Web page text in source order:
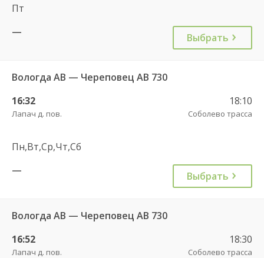
Пт
—
Выбрать
Вологда АВ — Череповец АВ 730
16:32
Лапач д. пов.
18:10
Соболево трасса
Пн,Вт,Ср,Чт,Сб
—
Выбрать
Вологда АВ — Череповец АВ 730
16:52
Лапач д. пов.
18:30
Соболево трасса